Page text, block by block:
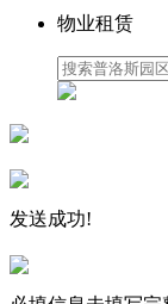
物业租赁
发送成功!